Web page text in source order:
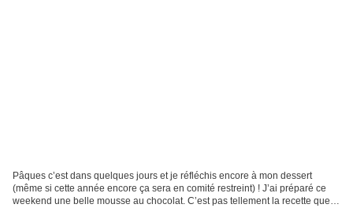
Pâques c’est dans quelques jours et je réfléchis encore à mon dessert
(même si cette année encore ça sera en comité restreint) ! J’ai préparé ce
weekend une belle mousse au chocolat. C’est pas tellement la recette que